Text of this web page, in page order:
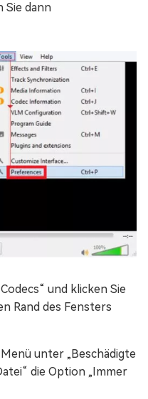
Sie dann
und klicken Sie
Rand des Fensters
unter „Beschädigte
die Option „Immer